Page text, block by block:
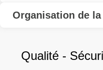
Organisation de
Qualité -